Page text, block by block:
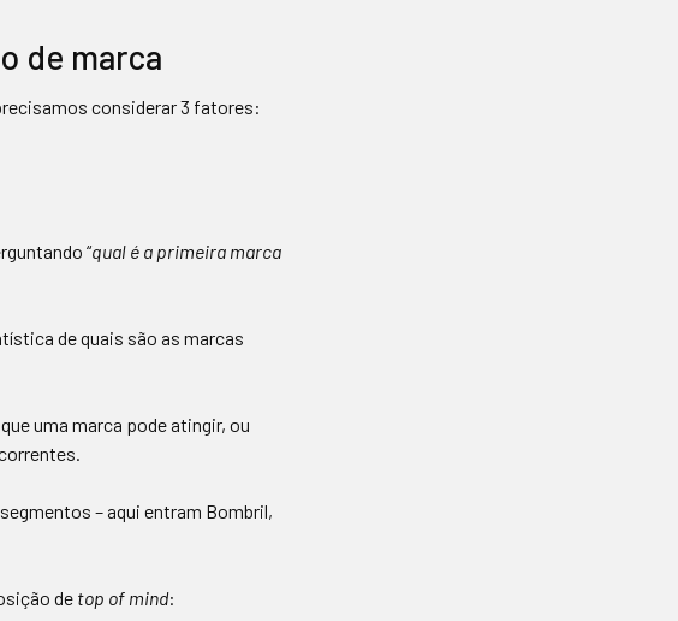
de marca
considerar 3 fatores:
“qual é a primeira marca
de quais são as marcas
uma marca pode atingir, ou
– aqui entram Bombril,
de top of mind: